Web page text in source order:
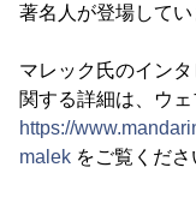
著名人が登場してい
マレック氏のイン
関する詳細は、ウェ
https://
malek をご覧くださ